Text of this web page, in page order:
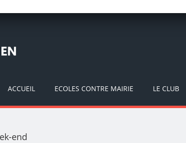
ACCUEIL ECOLES CONTRE MAIRIE LE CLUB
end